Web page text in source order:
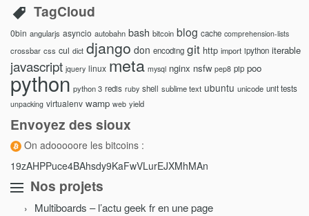
TagCloud
0bin angularjs asyncio autobahn bash bitcoin blog cache comprehension-lists
crossbar css cul dict django don encoding git http import ipython iterable
javascript jquery linux meta mysql nginx nsfw pep8 pip poo
python python 3 redis ruby shell sublime text ubuntu unicode unit tests
unpacking virtualenv wamp web yield
Envoyez des sioux
On adooooore les bitcoins :
19zAHPPuce4BAhsdy9KaFwVLurEJXMhMAn
Nos projets
Multiboards – l’actu geek fr en une page